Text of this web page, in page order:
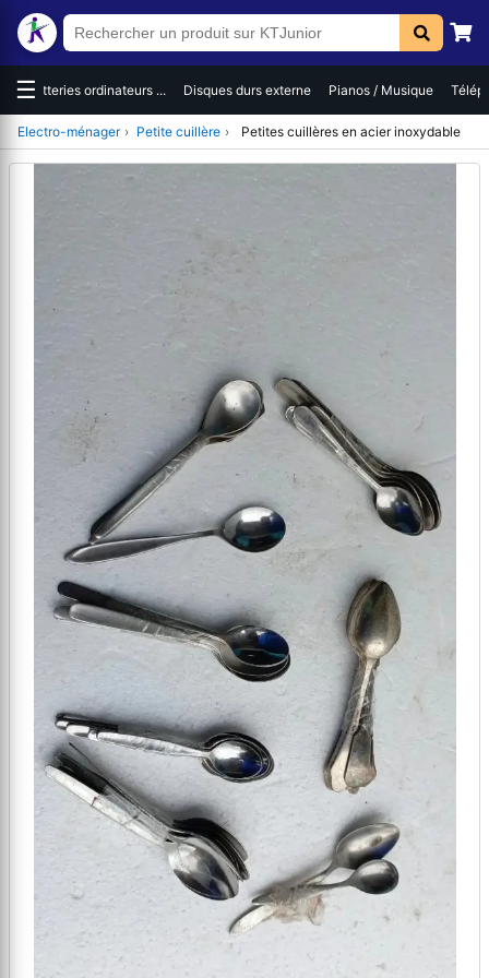
☰ordinateurs ... Disques durs externe Pianos / Musique Téléphones /
Electro-ménager › Petite cuillère › Petites cuillères en acier inoxydable